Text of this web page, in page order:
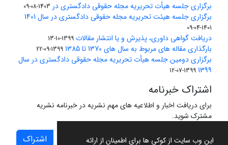
این وب سایت از کوکی ها برای اطمینان از ارائه
برگزاری جلسه هیأت تحریریه مجله حقوقی دادگستری در 1403-08-09
برگزاری جلسه هیئت تحریریه مجله حقوقی دادگستری در سال 1401
1401-04-09
دریافت گواهی داوری، پذیرش و یا انتشار مقالات 1399-10-13
بارگذاری مقاله های مربوط به سال های 1370 تا 1385 1399-09-22
برگزاری دومین جلسه هیأت تحریریه مجله حقوقی دادگستری در سال
1399
1399-07-12
اشتراک خبرنامه
برای دریافت اخبار و اطلاعیه های مهم نشریه در خبرنامه نشریه
مشترک شوید.
اشتراک